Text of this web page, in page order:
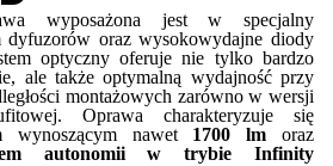
wyposażona jest w specjalny
dyfuzorów oraz wysokowydajne diody
optyczny oferuje nie tylko bardzo
ale także optymalną wydajność przy
montażowych zarówno w wersji
Oprawa charakteryzuje się
wynoszącym nawet 1700 lm oraz
autonomii
w trybie Infinity